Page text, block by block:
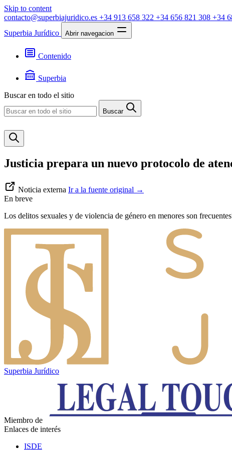
Skip to content
contacto@superbiajuridico.es +34 913 658 322 +34 656 821 308 +34
Superbia Jurídico
Abrir navegacion
Contenido
Jurisprudencia
Noticias
Superbia
Contacto
Buscar en todo el sitio
Buscar
Justicia prepara un nuevo protocolo de
Noticia externa Ir a la fuente original →
En breve
Los delitos sexuales y de violencia de género en menores son
Superbia Jurídico
Miembro de
Enlaces de interés
ISDE